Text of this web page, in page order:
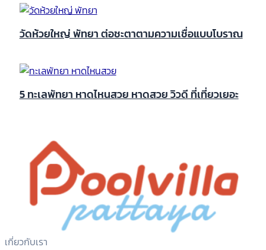
วัดห้วยใหญ่ พัทยา ต่อชะตาตามความเชื่อแบบโบราณ
5 ทะเลพัทยา หาดไหนสวย หาดสวย วิวดี ที่เที่ยวเยอะ
เกี่ยวกับเรา